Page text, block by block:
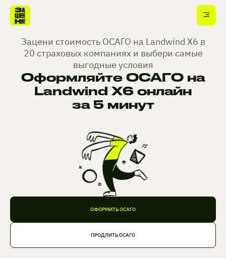
Зацени стоимость ОСАГО на Landwind X6 в
20 страховых компаниях и выбери самые
выгодные условия
Оформляйте ОСАГО на
Landwind X6 онлайн
за 5 минут
ОФОРМИТЬ ОСАГО
ПРОДЛИТЬ ОСАГО